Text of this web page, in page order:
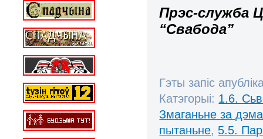
Прэс-служба
“Свабода”
Гэты запіс
Катэгорыі: 1.6.
Змаганьне за
пытаньне, 5.5.